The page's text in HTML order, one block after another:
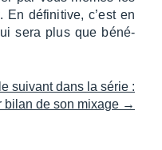
défi­ni­tive, c’est en
sera plus que béné­
suivant dans la série :
bilan de son mixage →